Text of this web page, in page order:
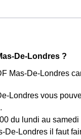
De-Londres ?
Mas-De-Londres
Londres vous
du lundi au samedi
De-Londres il faut